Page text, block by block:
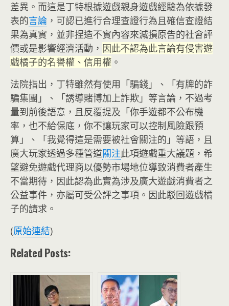
差異。而這是丁特根據遊戲親身遊戲經驗為依據發
表的言論 ，可認已進行合理查證行為且確信查證結
果為真實，並非捏造不實內容來減損原告的社會評
價或是影響經濟活動， 因此不認為此言論有侵害遊
戲橘子的名譽權、信用權 。
法院指出，丁特雖然有使用「騙錢」、「有牌的詐
騙集團」、「誘導賭博加上詐欺」等言論，不過考
量到前後語意，且反覆提及「你手遊都不公布機
率，也不給保底，你不讓玩家可以控制風險跟預
算」、「我覺得這是需要被社會關注的」等語，且
廣大玩家透過多種管道關注此項遊戲重大議題，希
望避免遊戲代理商以優勢市場地位導致消費者產生
不當期待，因此認為此實為涉及廣大遊戲消費者之
公益事件，亦屬可受公評之事項。因此駁回遊戲橘
子的請求。
(原始連結)
Related Posts: